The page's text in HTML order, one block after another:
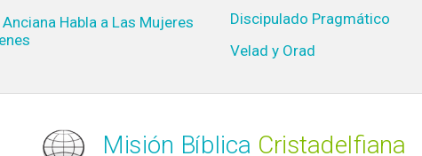
Anciana Habla a Las Mujeres
Discipulado Pragmático
Velad y Orad
Misión Bíblica Cristadelfiana